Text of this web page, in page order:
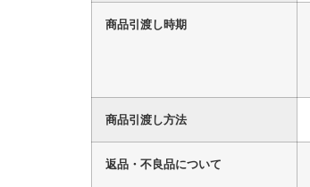
商品引渡し時期
商品引渡し方法
返品・不良品について